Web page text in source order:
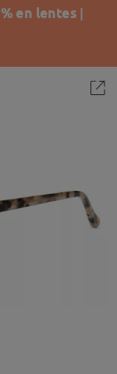
en lentes |